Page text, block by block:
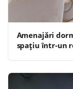
Amenajări
spațiu într-un